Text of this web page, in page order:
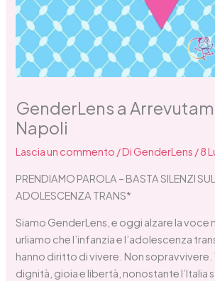
GenderLens a
Napoli
Lascia un commento / DiGenderLens /8
PRENDIAMO PAROLA – BASTA SILENZI
ADOLESCENZA TRANS*
Siamo GenderLens, e oggi alzare la voce
urliamo che l’infanzia e l’adolescenza
hanno diritto di vivere. Non sopravvivere.
dignità, gioia e libertà, nonostante l’Italia